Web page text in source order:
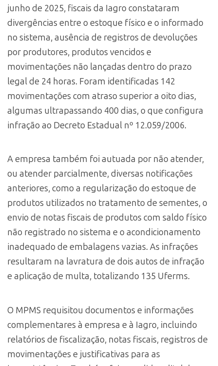
junho de 2025, fiscais da Iagro constataram
divergências entre o estoque físico e o informado
no sistema, ausência de registros de devoluções
por produtores, produtos vencidos e
movimentações não lançadas dentro do prazo
legal de 24 horas. Foram identificadas 142
movimentações com atraso superior a oito dias,
algumas ultrapassando 400 dias, o que configura
infração ao Decreto Estadual nº 12.059/2006.
A empresa também foi autuada por não atender,
ou atender parcialmente, diversas notificações
anteriores, como a regularização do estoque de
produtos utilizados no tratamento de sementes, o
envio de notas fiscais de produtos com saldo físico
não registrado no sistema e o acondicionamento
inadequado de embalagens vazias. As infrações
resultaram na lavratura de dois autos de infração
e aplicação de multa, totalizando 135 Uferms.
O MPMS requisitou documentos e informações
complementares à empresa e à Iagro, incluindo
relatórios de fiscalização, notas fiscais, registros de
movimentações e justificativas para as